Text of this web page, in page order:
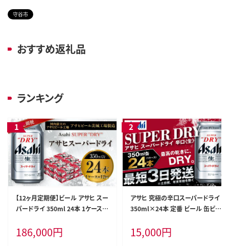
守谷市
おすすめ返礼品
ランキング
【12ヶ月定期便】ビール アサヒ スー
パードライ 350ml 24本 1ケース×
hi アルコール super dry 缶ビー
ル ギフト 内祝い お歳暮 12回 茨城
186,000円
アサヒ 究極の辛口スーパードライ
350ml×24本 定番 ビール 缶ビー
15,000円